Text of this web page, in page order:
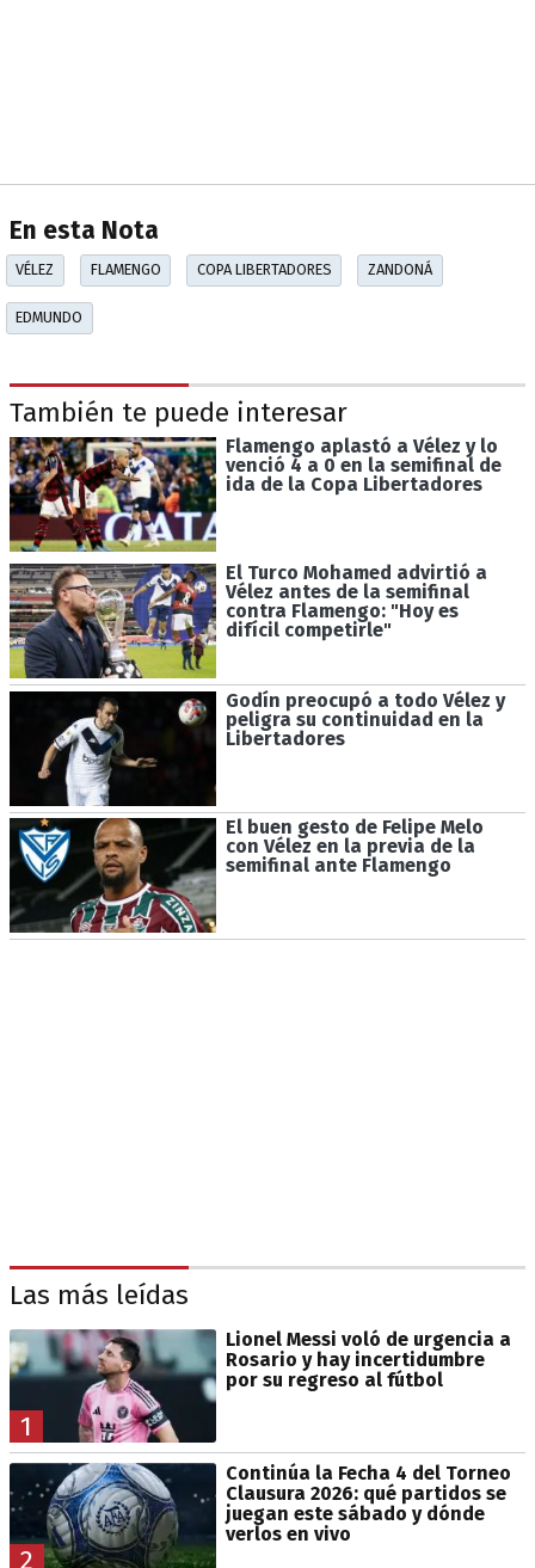
En esta Nota
VÉLEZ FLAMENGO COPA LIBERTADORES ZANDONÁ
EDMUNDO
También te puede interesar
Flamengo aplastó a Vélez y lo
venció 4 a 0 en la semifinal de
ida de la Copa Libertadores
El Turco Mohamed advirtió a
Vélez antes de la semifinal
contra Flamengo: "Hoy es
difícil competirle"
Godín preocupó a todo Vélez y
peligra su continuidad en la
Libertadores
El buen gesto de Felipe Melo
con Vélez en la previa de la
semifinal ante Flamengo
Las más leídas
1
Lionel Messi voló de urgencia a
Rosario y hay incertidumbre
por su regreso al fútbol
2
Continúa la Fecha 4 del Torneo
Clausura 2026: qué partidos se
juegan este sábado y dónde
verlos en vivo